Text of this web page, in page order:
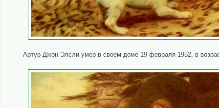
Артур Джон Элсли умер в своем доме 19 февраля 1952, в